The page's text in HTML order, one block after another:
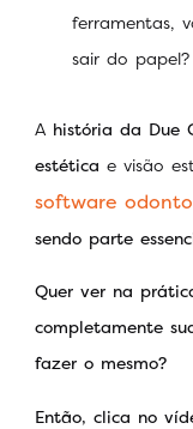
ferramentas,
sair do
A história da Due
estética e visão
software
sendo parte
Quer ver na
completamente
fazer o mesmo?
Então, clica no